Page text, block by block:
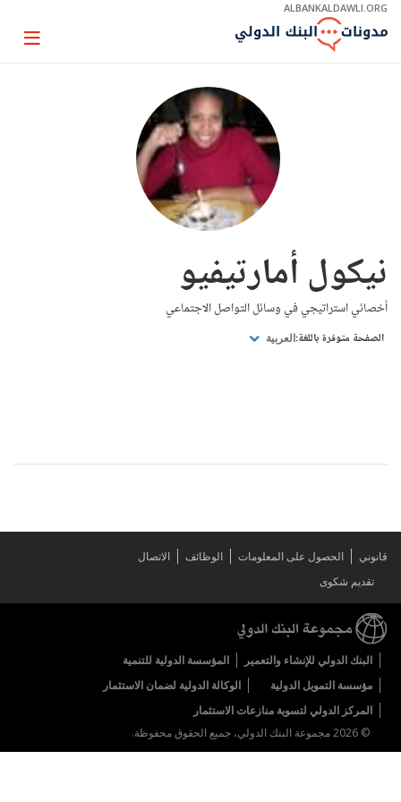
Skip
Main
ALBANKALDAWLI.ORG
Page
نيكول أمارتيفيو
أخصائي استراتيجي في وسائل التواصل الاجتماعي
الصفحة متوفرة باللغة: العربية
قانوني الحصول على المعلومات الوظائف
الاتصال
تقديم شكوى
البنك الدولي للإنشاء والتعمير
المؤسسة الدولية للتنمية
مؤسسة التمويل الدولية
الوكالة الدولية لضمان الاستثمار
المركز الدولي لتسوية منازعات الاستثمار
© 2026 مجموعة البنك الدولي، جميع الحقوق محفوظة.